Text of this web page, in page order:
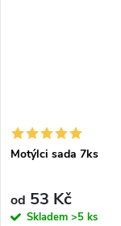
Motýlci sada 7ks
od 53 Kč
Skladem >5 ks